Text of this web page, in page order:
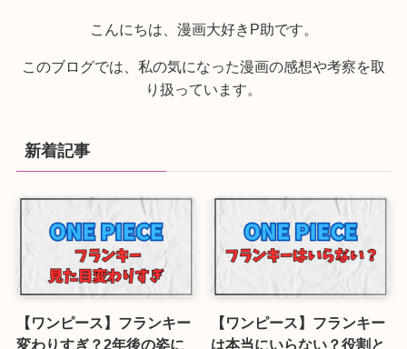
こんにちは、漫画大好きP助です。
このブログでは、私の気になった漫画の感想や考察を取
り扱っています。
新着記事
【ワンピース】フランキー
変わりすぎ？2年後の姿に
【ワンピース】フランキー
は本当にいらない？役割と